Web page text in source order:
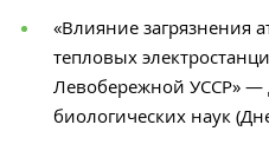
«Влияние загрязнения
тепловых
Левобережной УССР» —
биологических наук